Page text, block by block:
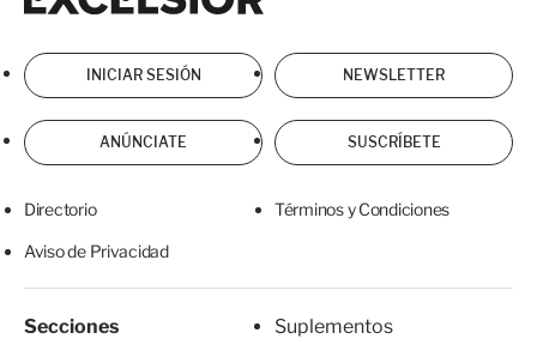
INICIAR SESIÓN NEWSLETTER
ANÚNCIATE SUSCRÍBETE
Directorio Términos y Condiciones
Aviso de Privacidad
Secciones
Suplementos